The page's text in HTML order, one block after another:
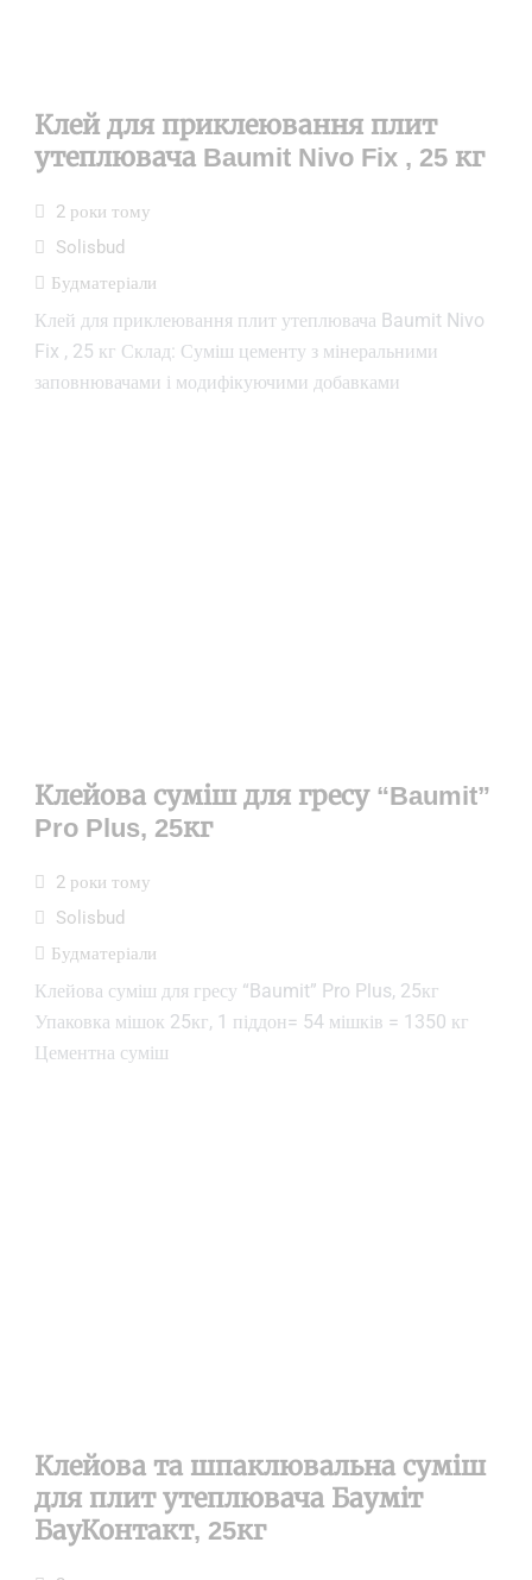
Клей для приклеювання плит
утеплювача Baumit Nivo Fix , 25 кг
2 роки тому
Solisbud
Будматеріали
Клей для приклеювання плит утеплювача Baumit Nivo
Fix , 25 кг Склад: Суміш цементу з мінеральними
заповнювачами і модифікуючими добавками
Клейова суміш для гресу “Baumit”
Pro Plus, 25кг
2 роки тому
Solisbud
Будматеріали
Клейова суміш для гресу “Baumit” Pro Plus, 25кг
Упаковка мішок 25кг, 1 піддон= 54 мішків = 1350 кг
Цементна суміш
Клейова та шпаклювальна суміш
для плит утеплювача Бауміт
БауКонтакт, 25кг